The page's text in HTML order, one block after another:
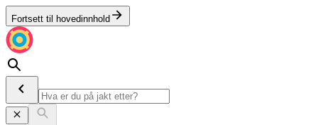
Fortsett til hovedinnhold